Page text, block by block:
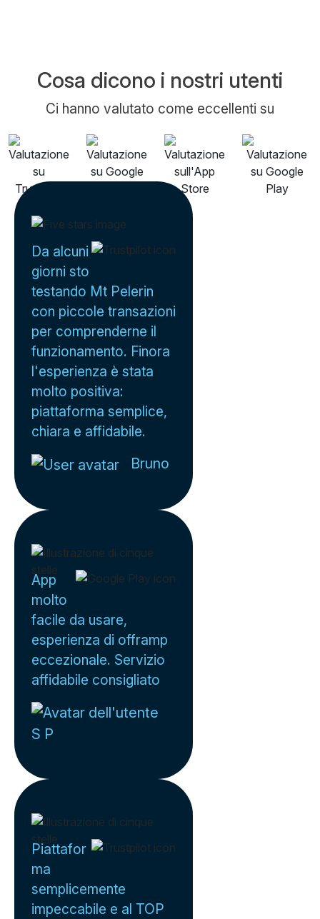
Cosa dicono i nostri utenti
Ci hanno valutato come eccellenti su
Da alcuni
giorni sto
testando Mt Pelerin
con piccole transazioni
per comprenderne il
funzionamento. Finora
l'esperienza è stata
molto positiva:
piattaforma semplice,
chiara e affidabile.
Bruno
App
molto
facile da usare,
esperienza di offramp
eccezionale. Servizio
affidabile consigliato
S P
Piattafor
ma
semplicemente
impeccabile e al TOP